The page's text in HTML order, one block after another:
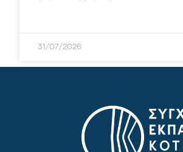
31/07/2026